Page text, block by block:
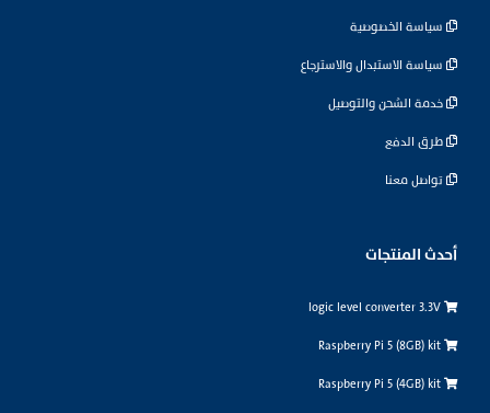
سياسة الخصوصية
سياسة الاستبدال والاسترجاع
خدمة الشحن والتوصيل
طرق الدفع
تواصل معنا
أحدث المنتجات